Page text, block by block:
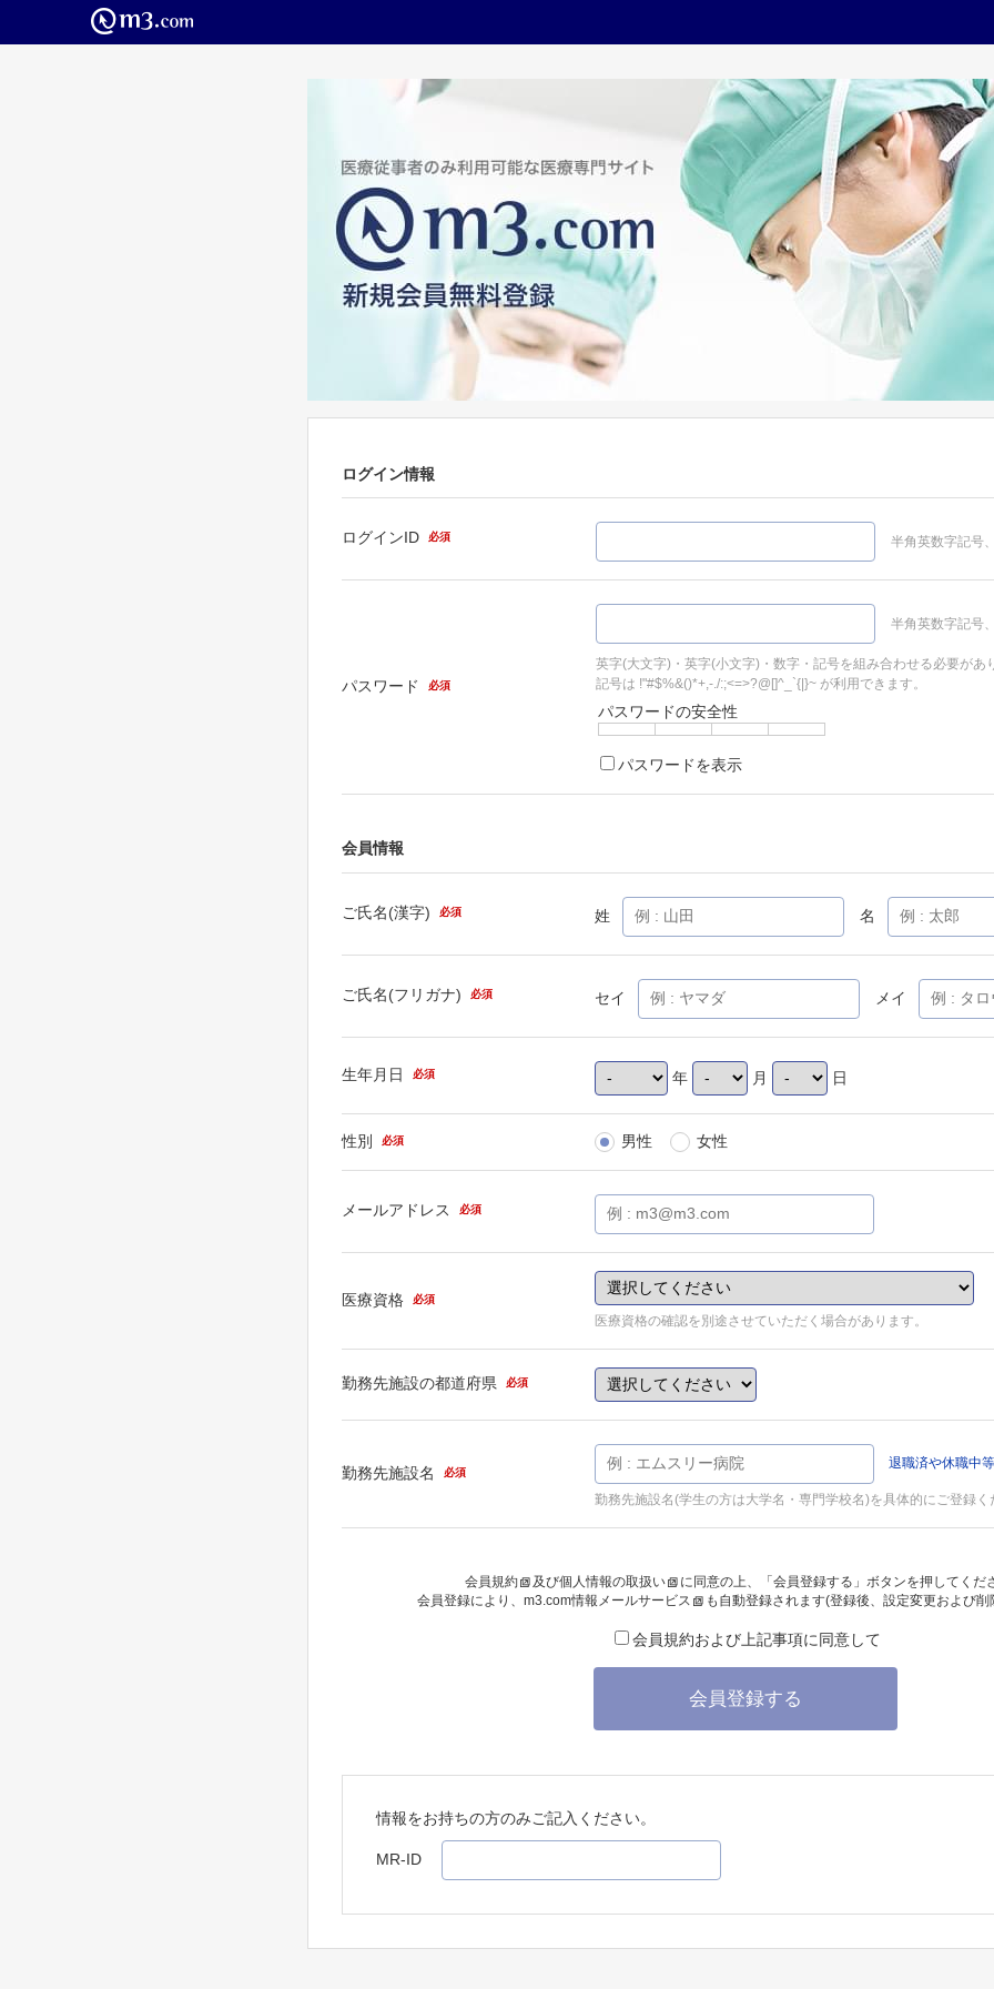
ログイン情報
ログインID 必須 半角英数字記号
パスワード 必須
半角英数字記号
英字(大文字)・英字(小文字)・数字・記号を組み合わせる必要があ
記号は !"#$%&()*+,-./:;<=>?@[]^_`{|}~ が利用できます。
パスワードの安全性
パスワードを表示
会員情報
ご氏名(漢字) 必須 姓 名
ご氏名(フリガナ) 必須 セイ メイ
生年月日 必須 年 月 日
性別 必須 男性 女性
メールアドレス 必須
医療資格 必須
医療資格の確認を別途させていただく場合があります。
勤務先施設の都道府県 必須
勤務先施設名 必須
退職済や休職中
勤務先施設名(学生の方は大学名・専門学校名)を具体的にご登録く
会員規約 及び個人情報の取扱い
に同意の上、「会員登録する」ボタンを押してくだ
会員登録により、 m3.com情報メールサービス も自動登録されます(登録後、設定変更および
会員規約および上記事項に同意して
会員登録する
情報をお持ちの方のみご記入ください。
MR-ID